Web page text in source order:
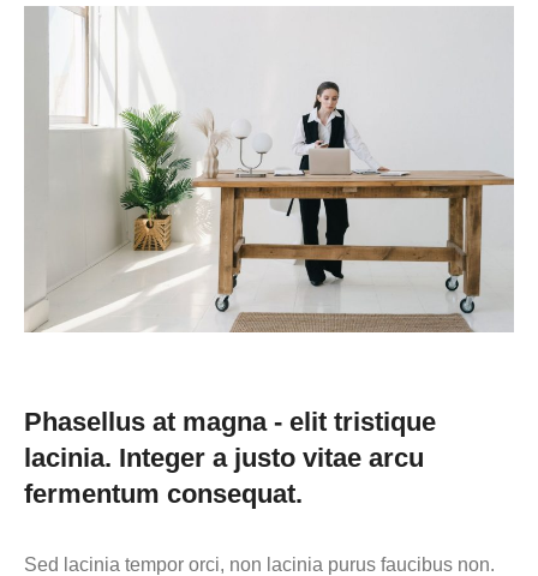
Phasellus at magna - elit tristique
lacinia. Integer a justo vitae arcu
fermentum consequat.
Sed lacinia tempor orci, non lacinia purus faucibus non.